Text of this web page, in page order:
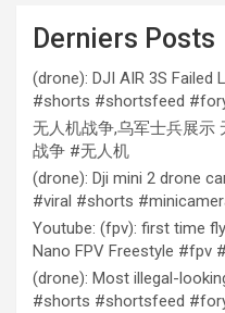
Derniers Posts
(drone): DJI AIR 3S Failed
#shorts #shortsfeed
无人机战争,乌军士兵展示
战争 #无人机
(drone): Dji mini 2 drone
#viral #shorts
Youtube: (fpv): first time
Nano FPV Freestyle #fpv
(drone): Most illegal-
#shorts #shortsfeed